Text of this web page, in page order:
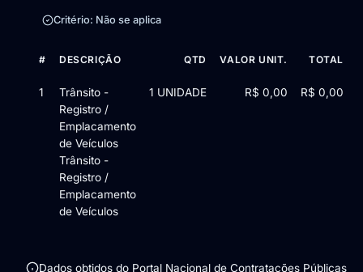
Critério: Não se aplica
Itens da licitação Edital de Chamamento Público nº 1/2026 — 1
# DESCRIÇÃO QTD VALOR UNIT. TOTAL
1
Trânsito -
Registro /
Emplacamento
de Veículos
Trânsito -
Registro /
Emplacamento
de Veículos
1 UNIDADE R$ 0,00 R$ 0,00
Dados obtidos do Portal Nacional de Contratações Públicas